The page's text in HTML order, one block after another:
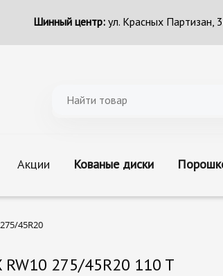
Шинный центр:ул. Красных Партизан,
Акции Кованые диски
275/45R20
275/45R20 110 T